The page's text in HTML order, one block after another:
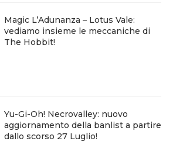
Magic L’Adunanza – Lotus Vale:
vediamo insieme le meccaniche di
The Hobbit!
Yu-Gi-Oh! Necrovalley: nuovo
aggiornamento della banlist a partire
dallo scorso 27 Luglio!